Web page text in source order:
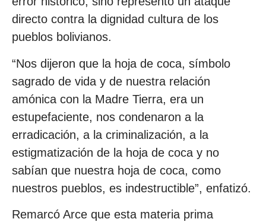
directo contra la dignidad cultura de los
pueblos bolivianos.
“Nos dijeron que la hoja de coca, símbolo
sagrado de vida y de nuestra relación
amónica con la Madre Tierra, era un
estupefaciente, nos condenaron a la
erradicación, a la criminalización, a la
estigmatización de la hoja de coca y no
sabían que nuestra hoja de coca, como
nuestros pueblos, es indestructible”, enfatizó.
Remarcó Arce que esta materia prima